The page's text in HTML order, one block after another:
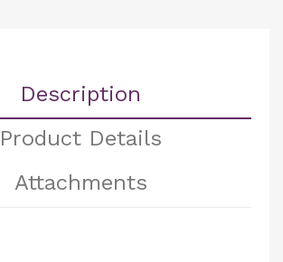
Description
Product Details
Attachments